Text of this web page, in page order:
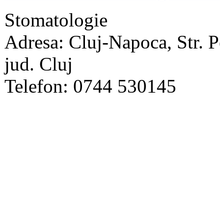
Stomatologie
Adresa: Cluj-Napoca, Str.
jud. Cluj
Telefon: 0744 530145